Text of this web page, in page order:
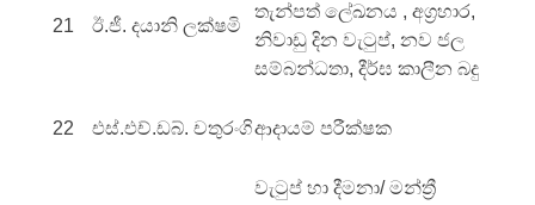
21 ඊ.ජී. දයානි ලක්ෂමි
තැන්පත් ලේඛනය , අග්‍රහාර,
නිවාඩු දින වැටුප්, නව ජල
සම්බන්ධතා, දීර්ඝ කාලීන බදු
22 එස්.එච්.ඩබ්. චතුරංගිආදායම් පරීක්ෂක
වැටුප් හා දීමනා/ මන්ත්‍රී